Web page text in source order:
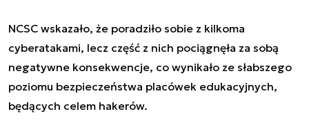
NCSC wskazało, że poradziło sobie z kilkoma
cyberatakami, lecz część z nich pociągnęła za sobą
negatywne konsekwencje, co wynikało ze słabszego
poziomu bezpieczeństwa placówek edukacyjnych,
będących celem hakerów.